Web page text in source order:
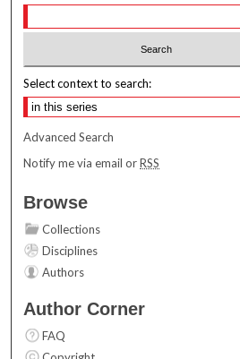
Select context to search:
Advanced Search
Notify me via email orRSS
Browse
Collections
Disciplines
Authors
Author Corner
FAQ